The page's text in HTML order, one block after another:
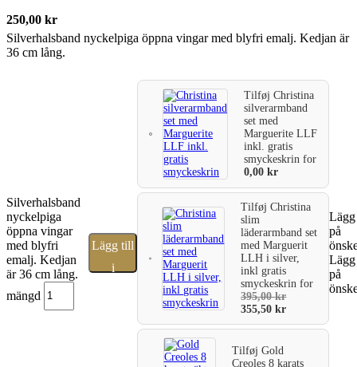
250,00 kr
Silverhalsband nyckelpiga öppna vingar med blyfri emalj. Kedjan är
36 cm lång.
Silverhalsband
nyckelpiga
öppna vingar
med blyfri
emalj. Kedjan
är 36 cm lång.
mängd
Lägg till
i
TilføjChristina
silverarmband
set med
Marguerite LLF
inkl. gratis
smyckeskrinfor
0,00kr
TilføjChristina
slim
läderarmband set
med Marguerit
LLH i silver,
inkl gratis
smyckeskrinfor
395,00kr
355,50kr
TilføjGold
Creoles 8 karats
på
på